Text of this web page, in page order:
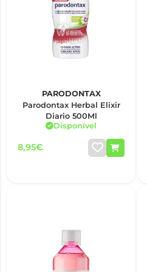
PARODONTAX
Parodontax Herbal Elixir
Diario 500Ml
Disponível
8,95€